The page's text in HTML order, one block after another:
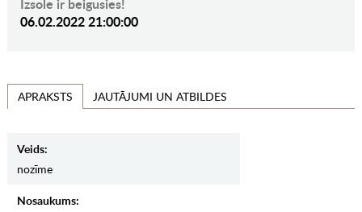
Izsole ir beigusies!
06.02.2022 21:00:00
APRAKSTS JAUTĀJUMI UN ATBILDES
Veids:
nozīme
Nosaukums: